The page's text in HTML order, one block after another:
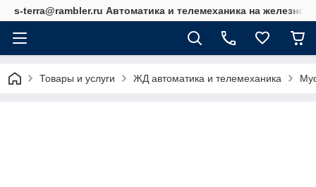
s-terra@rambler.ru Автоматика и телемеханика на
Товары и услуги ЖД автоматика и телемеханика